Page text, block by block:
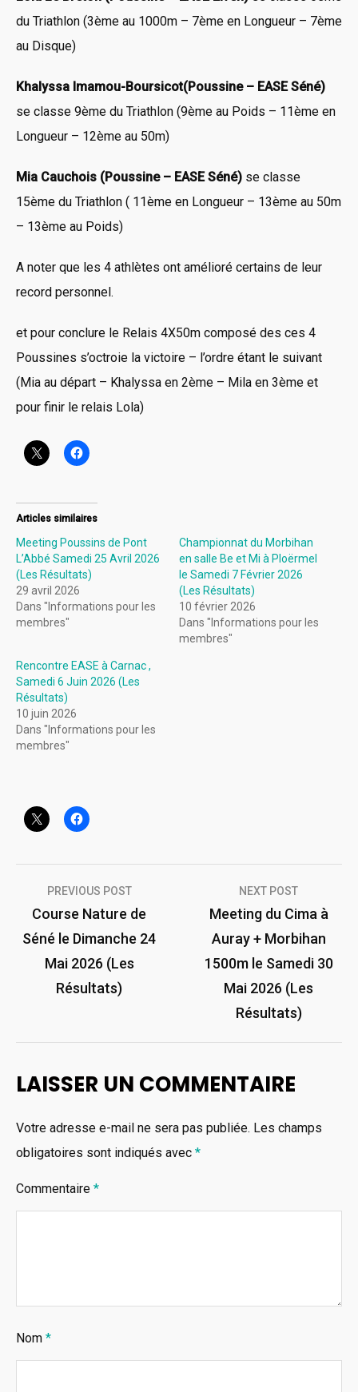
du Triathlon (3ème au 1000m – 7ème en Longueur – 7ème
au Disque)
Khalyssa Imamou-Boursicot(Poussine – EASE Séné)
se classe 9ème du Triathlon (9ème au Poids – 11ème en
Longueur – 12ème au 50m)
Mia Cauchois (Poussine – EASE Séné) se classe
15ème du Triathlon ( 11ème en Longueur – 13ème au 50m
– 13ème au Poids)
A noter que les 4 athlètes ont amélioré certains de leur
record personnel.
et pour conclure le Relais 4X50m composé des ces 4
Poussines s’octroie la victoire – l’ordre étant le suivant
(Mia au départ – Khalyssa en 2ème – Mila en 3ème et
pour finir le relais Lola)
Articles similaires
Meeting Poussins de Pont
L’Abbé Samedi 25 Avril 2026
(Les Résultats)
29 avril 2026
Dans "Informations pour les
membres"
Championnat du Morbihan
en salle Be et Mi à Ploërmel
le Samedi 7 Février 2026
(Les Résultats)
10 février 2026
Dans "Informations pour les
membres"
Rencontre EASE à Carnac ,
Samedi 6 Juin 2026 (Les
Résultats)
10 juin 2026
Dans "Informations pour les
membres"
Navigation
de
l’article
PREVIOUS POST
Course Nature de
Séné le Dimanche 24
Mai 2026 (Les
Résultats)
NEXT POST
Meeting du Cima à
Auray + Morbihan
1500m le Samedi 30
Mai 2026 (Les
Résultats)
LAISSER UN COMMENTAIRE
Votre adresse e-mail ne sera pas publiée. Les champs
obligatoires sont indiqués avec *
Commentaire *
Nom *